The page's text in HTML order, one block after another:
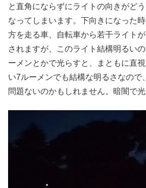
と直角にならずにライトの向きがど
なってしまいます。下向きになった
方を走る車、自転車から若干ライト
されますが、このライト結構明るい
ーメンとかで光らすと、まともに直
い7ルーメンでも結構な明るさなので
問題ないのかもしれません。暗闇で光